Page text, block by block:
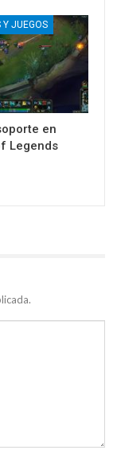
Y JUEGOS
en
Legends